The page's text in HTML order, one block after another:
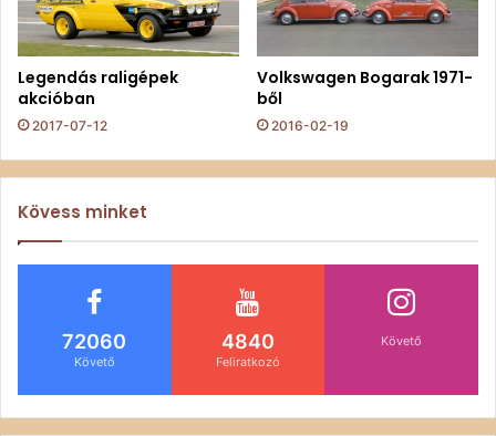
Legendás raligépek
akcióban
2017-07-12
Volkswagen Bogarak 1971-
ből
2016-02-19
Kövess minket
72060
Követő
4840
Feliratkozó
Követő